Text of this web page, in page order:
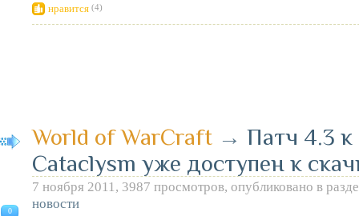
нравится (4)
0
World of WarCraft → Патч 4.3
Cataclysm уже доступен к
7 ноября 2011, 3987 просмотров, опубликовано в
новости